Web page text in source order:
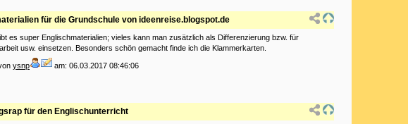
für die Grundschule von ideenreise.blogspot.de
es super Englischmaterialien; vieles kann man zusätzlich als Differenzierung bzw. für
usw. einsetzen. Besonders schön gemacht finde ich die Klammerkarten.
ysnp
am: 06.03.2017 08:46:06
für den Englischunterricht